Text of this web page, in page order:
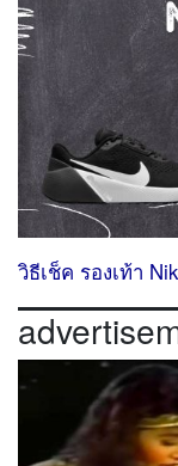
วิธีเช็ค รองเท้า